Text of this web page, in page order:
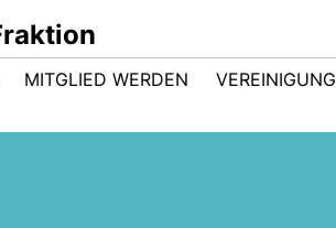
MITGLIED WERDEN